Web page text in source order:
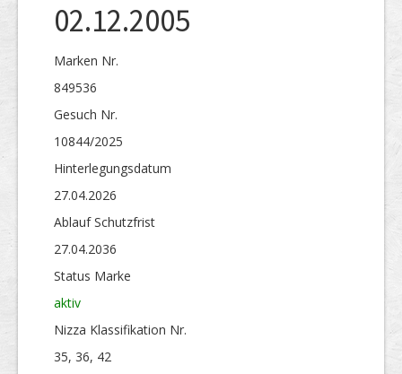
02.12.2005
Marken Nr.
849536
Gesuch Nr.
10844/2025
Hinterlegungs­datum
27.04.2026
Ablauf Schutzfrist
27.04.2036
Status Marke
aktiv
Nizza Klassifikation Nr.
35, 36, 42